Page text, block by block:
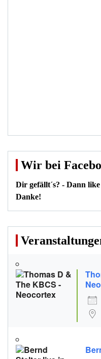
Wir bei
Dir gefällt´s? - Dann
Danke!